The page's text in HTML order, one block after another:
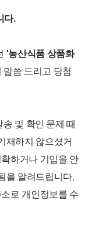
다.
'농산식품 상품화
말씀 드리고 당첨
및 확인 문제 때
재하지 않으셨거
하거나 기입을 안
을 알려드립니다.
로 개인정보를 수